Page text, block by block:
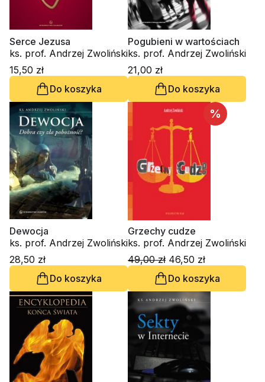
Serce Jezusa
ks. prof. Andrzej Zwoliński
15,50 zł
Do koszyka
Pogubieni w wartościach
ks. prof. Andrzej Zwoliński
21,00 zł
Do koszyka
Dewocja
ks. prof. Andrzej Zwoliński
28,50 zł
Do koszyka
%
Grzechy cudze
ks. prof. Andrzej Zwoliński
49,00 zł 46,50 zł
Do koszyka